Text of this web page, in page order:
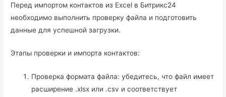
Перед импортом контактов из Excel в Битрикс24
необходимо выполнить проверку файла и подготовить
данные для успешной загрузки.
Этапы проверки и импорта контактов:
Проверка формата файла: убедитесь, что файл имеет
расширение .xlsx или .csv и соответствует